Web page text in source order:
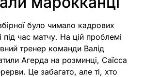
було чимало кадрових
під час матчу. На цій проблемі
тренер команди Валід
Агерда на розминці, Саїсса
Це забагато, але ті, хто